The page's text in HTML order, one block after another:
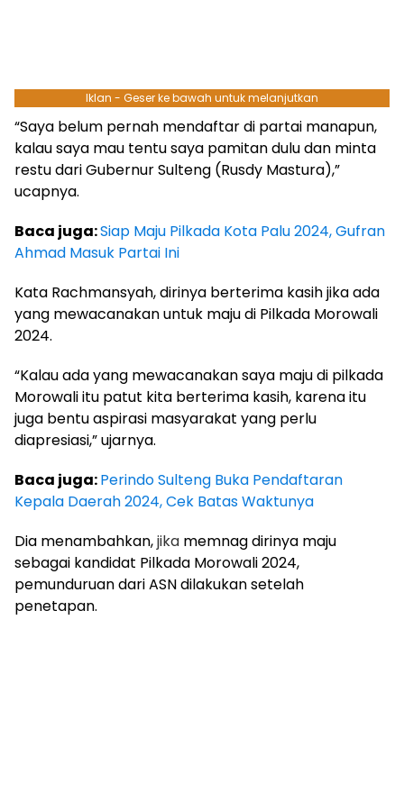
Iklan - Geser ke bawah untuk melanjutkan
“Saya belum pernah mendaftar di partai manapun,
kalau saya mau tentu saya pamitan dulu dan minta
restu dari Gubernur Sulteng (Rusdy Mastura),”
ucapnya.
Baca juga:Siap Maju Pilkada Kota Palu 2024, Gufran
Ahmad Masuk Partai Ini
Kata Rachmansyah, dirinya berterima kasih jika ada
yang mewacanakan untuk maju di Pilkada Morowali
2024.
“Kalau ada yang mewacanakan saya maju di pilkada
Morowali itu patut kita berterima kasih, karena itu
juga bentu aspirasi masyarakat yang perlu
diapresiasi,” ujarnya.
Baca juga:Perindo Sulteng Buka Pendaftaran
Kepala Daerah 2024, Cek Batas Waktunya
Dia menambahkan,jika memnag dirinya maju
sebagai kandidat Pilkada Morowali 2024,
pemunduruan dari ASN dilakukan setelah
penetapan.